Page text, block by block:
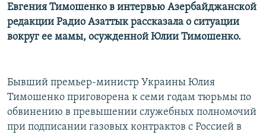
Евгения Тимошенко в интервью Азербайджанской
редакции Радио Азаттык рассказала о ситуации
вокруг ее мамы, осужденной Юлии Тимошенко.
Бывший премьер-министр Украины Юлия
Тимошенко приговорена к семи годам тюрьмы по
обвинению в превышении служебных полномочий
при подписании газовых контрактов с Россией в